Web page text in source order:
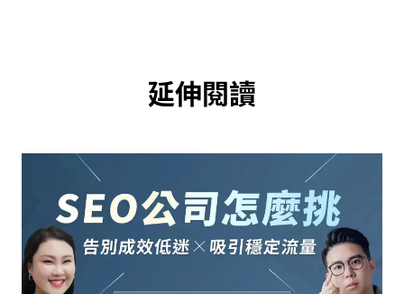
延伸閱讀